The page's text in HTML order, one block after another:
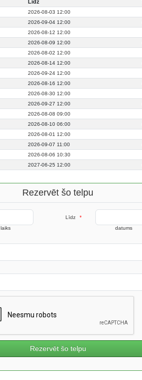
Līdz
2026-08-03 12:00
2026-09-04 12:00
2026-08-12 12:00
2026-08-09 12:00
2026-08-02 12:00
2026-08-14 12:00
2026-09-24 12:00
2026-08-16 12:00
2026-08-30 12:00
2026-09-27 12:00
2026-08-08 09:00
2026-08-10 06:00
2026-08-01 12:00
2026-09-07 11:00
2026-08-06 10:30
2027-06-25 12:00
Rezervēt šo telpu
laiks
Līdz
*
datums